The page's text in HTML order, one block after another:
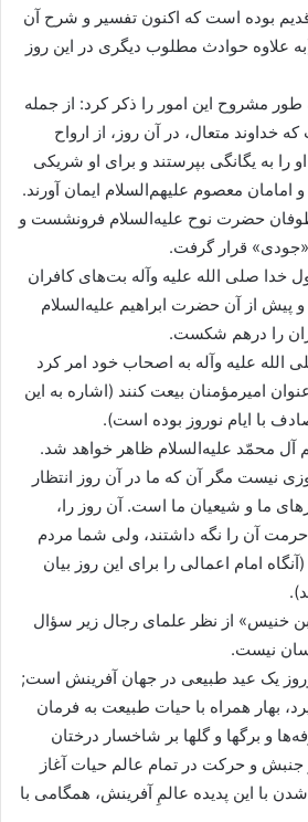
بوده است که اکنون تفسیر و شرح آن
علاوه حوادث مطلوب دیگرى در این روز
مشروح این امور را ذکر کرد: از جمله
خداوند متعال، در آن روز، از ارواح
را به یگانگى بپرستند و براى او شریکى
و امامان معصوم علیهم‌السلام ایمان آورند.
حضرت نوح علیه‌السلام فرونشست و
قرار گرفت.
صلى الله علیه وآله بت‌هاى کافران
از آن حضرت ابراهیم علیه‌السلام
را درهم شکست.
الله علیه وآله به اصحاب خود امر کرد
امیرمؤمنان بیعت کنند (اشاره به این
با ایام نوروز بوده است).
آل محمّد علیه‌السلام ظاهر خواهد شد.
نیست مگر آن که ما در آن روز انتظار
ما و شیعیان ما است. آن روز را،
آن را نگه داشتند، ولى شما مردم
امام اعمالى را براى این روز بیان
از نظر علماى رجال زیر سؤال
نیست.
نوروز یک عید طبیعى در جهان آفرینش است;
بهار همراه با حیات طبیعت به فرمان
و برگها و گلها بر شاخسار درختان
و حرکت در تمام عالم حیات آغاز
با این پدیده عالمِ آفرینش، همگامى با